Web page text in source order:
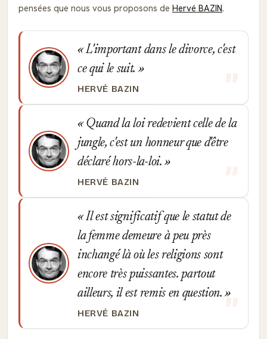
pensées que nous vous proposons de Hervé BAZIN.
L'important dans le divorce, c'est
ce qui le suit.
HERVÉ BAZIN
Quand la loi redevient celle de la
jungle, c'est un honneur que d'être
déclaré hors-la-loi.
HERVÉ BAZIN
Il est significatif que le statut de
la femme demeure à peu près
inchangé là où les religions sont
encore très puissantes. partout
ailleurs, il est remis en question.
HERVÉ BAZIN